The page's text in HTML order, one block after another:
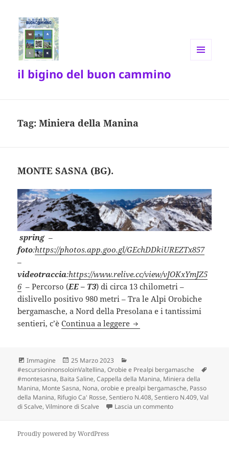
il bigino del buon cammino
Tag:Miniera della Manina
MONTE SASNA (BG).
spring–
foto:https://photos.app.goo.gl/GEchDDkiUREZTx857
–
videotraccia:https://www.relive.cc/view/vJOKxYmJZ5
6 – Percorso (EE – T3) di circa 13 chilometri –
dislivello positivo 980 metri – Tra le Alpi Orobiche
bergamasche, a Nord della Presolana e i tantissimi
sentieri, c’èContinua a leggere MONTE SASNA (BG).
Formato
Immagine
Scritto
il
25 Marzo 2023
#escursioninonsoloinValtellina,Orobie e Prealpi bergamasche
#montesasna, Baita Saline,Cappella della Manina, Miniera della
Manina, Monte Sasna, Nona,orobie e prealpi bergamasche, Passo
della Manina, Rifugio Ca' Rosse,Sentiero N.408,Sentiero N.409,Val
di Scalve,Vilminore di Scalve Lascia un commentosu MONTE SASNA
Proudly powered by WordPress